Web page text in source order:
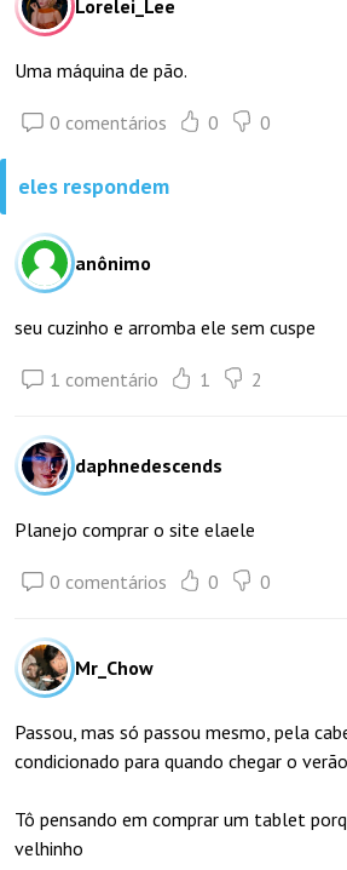
Lorelei_Lee
Uma máquina de pão.
0 comentários 0 0
eles respondem
anônimo
seu cuzinho e arromba ele sem cuspe
1 comentário 1 2
daphnedescends
Planejo comprar o site elaele
0 comentários 0 0
Mr_Chow
Passou, mas só passou mesmo, pela
condicionado para quando chegar o
Tô pensando em comprar um tablet
velhinho